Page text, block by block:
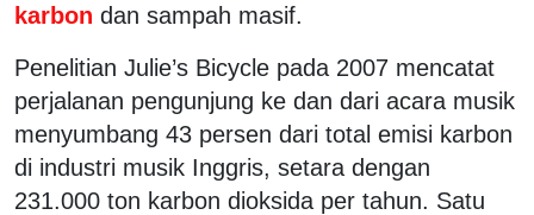
karbon dan sampah masif.
Penelitian Julie’s Bicycle pada 2007 mencatat
perjalanan pengunjung ke dan dari acara musik
menyumbang 43 persen dari total emisi karbon
di industri musik Inggris, setara dengan
231.000 ton karbon dioksida per tahun. Satu